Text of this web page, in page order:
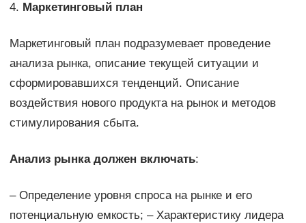
4. Маркетинговый план
Маркетинговый план подразумевает проведение
анализа рынка, описание текущей ситуации и
сформировавшихся тенденций. Описание
воздействия нового продукта на рынок и методов
стимулирования сбыта.
Анализ рынка должен включать:
– Определение уровня спроса на рынке и его
потенциальную емкость; – Характеристику лидера